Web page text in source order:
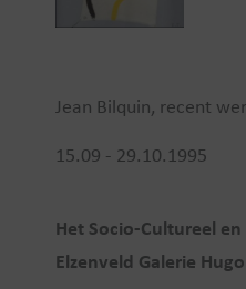
Jean Bilquin, recent
15.09 - 29.10.1995
Het Socio-Cultureel
Elzenveld Galerie